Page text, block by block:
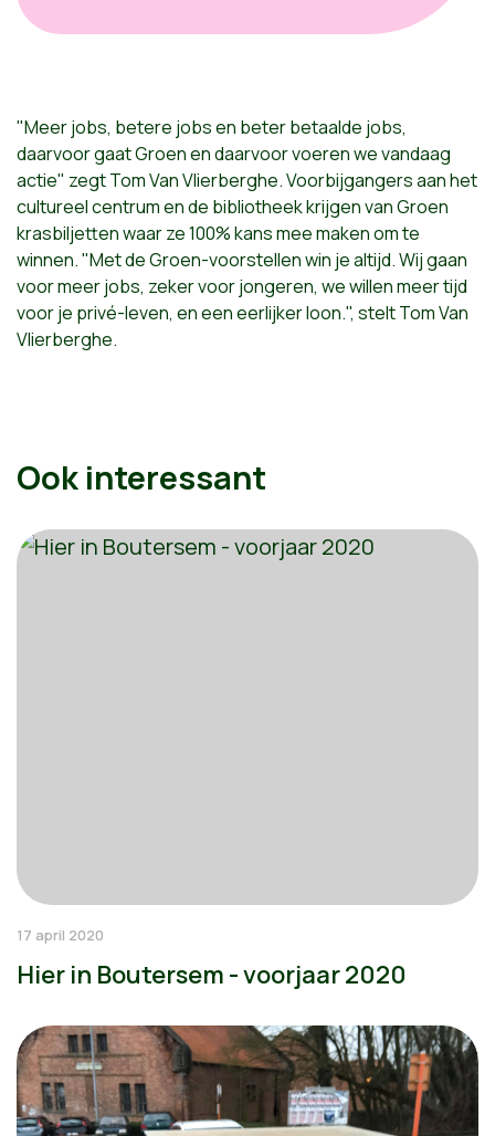
"Meer jobs, betere jobs en beter betaalde jobs,
daarvoor gaat Groen en daarvoor voeren we vandaag
actie" zegt Tom Van Vlierberghe. Voorbijgangers aan het
cultureel centrum en de bibliotheek krijgen van Groen
krasbiljetten waar ze 100% kans mee maken om te
winnen. "Met de Groen-voorstellen win je altijd. Wij gaan
voor meer jobs, zeker voor jongeren, we willen meer tijd
voor je privé-leven, en een eerlijker loon.", stelt Tom Van
Vlierberghe.
Ook interessant
17 april 2020
Hier in Boutersem - voorjaar 2020